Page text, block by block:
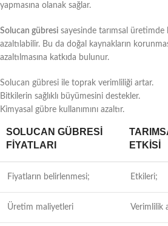
yapmasına olanak sağlar.
Solucan gübresi sayesinde tarımsal üretimde
azaltılabilir. Bu da doğal kaynakların
azaltılmasına katkıda bulunur.
Solucan gübresi ile toprak verimliliği artar.
Bitkilerin sağlıklı büyümesini destekler.
Kimyasal gübre kullanımını azaltır.
SOLUCAN GÜBRESI
FIYATLARI
ETKISI
Fiyatların belirlenmesi; Etkileri;
Üretim maliyetleri Verimlilik